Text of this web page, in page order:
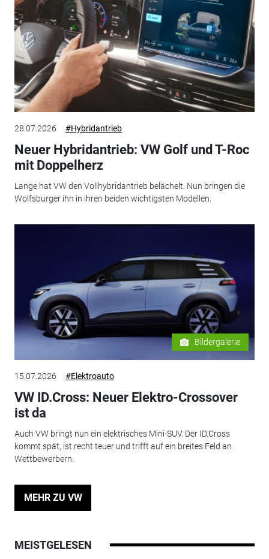
28.07.2026 #Hybridantrieb
Neuer Hybridantrieb: VW Golf und T-Roc
mit Doppelherz
Lange hat VW den Vollhybridantrieb belächelt. Nun bringen die
Wolfsburger ihn in ihren beiden wichtigsten Modellen.
Bildergalerie
15.07.2026 #Elektroauto
VW ID.Cross: Neuer Elektro-Crossover
ist da
Auch VW bringt nun ein elektrisches Mini-SUV. Der ID.Cross
kommt spät, ist recht teuer und trifft auf ein breites Feld an
Wettbewerbern.
MEHR ZU VW
MEISTGELESEN